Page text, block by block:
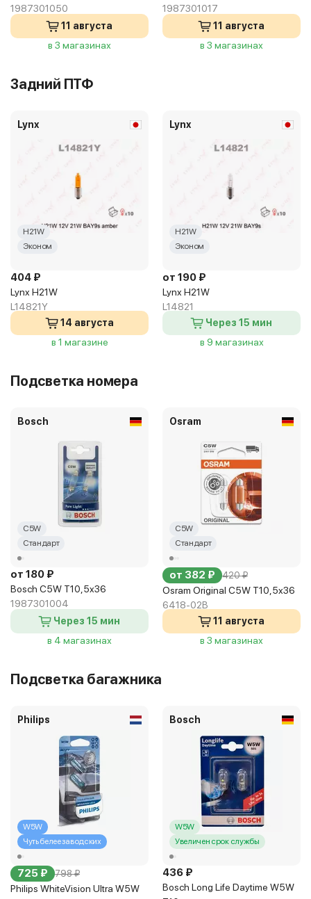
1987301050
11 августа
в 3 магазинах
1987301017
11 августа
в 3 магазинах
Задний ПТФ
Lynx
H21W
Эконом
404 ₽
Lynx H21W
L14821Y
14 августа
в 1 магазине
Lynx
H21W
Эконом
от 190 ₽
Lynx H21W
L14821
Через 15 мин
в 9 магазинах
Подсветка номера
Bosch
C5W
Стандарт
от 180 ₽
Bosch C5W T10,5x36
1987301004
Через 15 мин
в 4 магазинах
Osram
C5W
Стандарт
от 382 ₽ 420 ₽
Osram Original C5W T10,5x36
6418-02B
11 августа
в 3 магазинах
Подсветка багажника
Philips
W5W
Чуть белее заводских
725 ₽ 798 ₽
Philips WhiteVision Ultra W5W
Bosch
W5W
Увеличен срок службы
436 ₽
Bosch Long Life Daytime W5W